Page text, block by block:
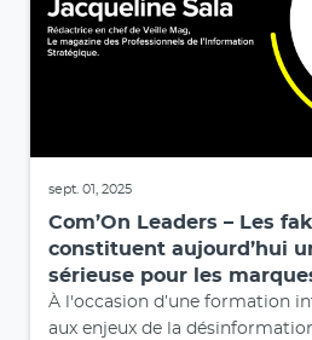
sept. 01, 2025
Com’On Leaders – Les
constituent aujourd’hui
sérieuse pour les
À l'occasion d’une formation
aux enjeux de la